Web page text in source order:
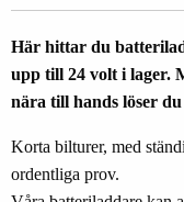
Här hittar du
upp till 24 volt i lager.
nära till hands löser
Korta bilturer, med
ordentliga prov.